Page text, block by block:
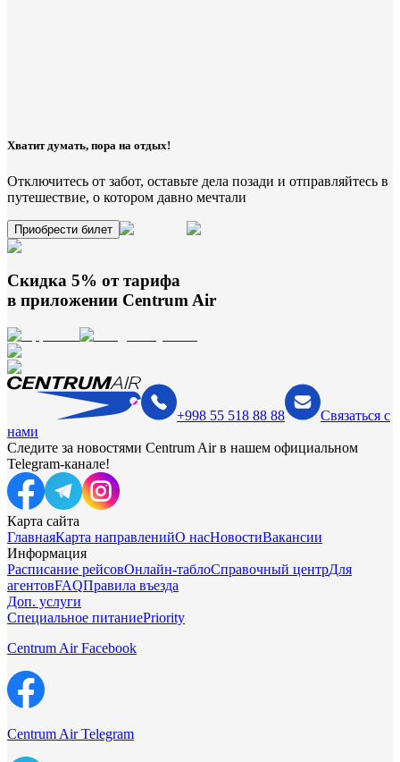
Хватит думать, пора на отдых!
Отключитесь от забот, оставьте дела позади и отправляйтесь в
путешествие, о котором давно мечтали
Приобрести билет
Скидка 5% от тарифа
в приложении Centrum Air
+998 55 518 88 88
Связаться с
нами
Следите за новостями Centrum Air в нашем официальном
Telegram-канале!
Карта сайта
ГлавнаяКарта направленийО насНовостиВакансии
Информация
Расписание рейсовОнлайн-таблоСправочный центрДля
агентовFAQПравила въезда
Доп. услуги
Специальное питаниеPriority
Centrum Air Facebook
Centrum Air Telegram